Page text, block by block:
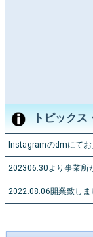
トピックス
Instagramのdmにてお
202306.30より事業所
2022.08.06開業致しま